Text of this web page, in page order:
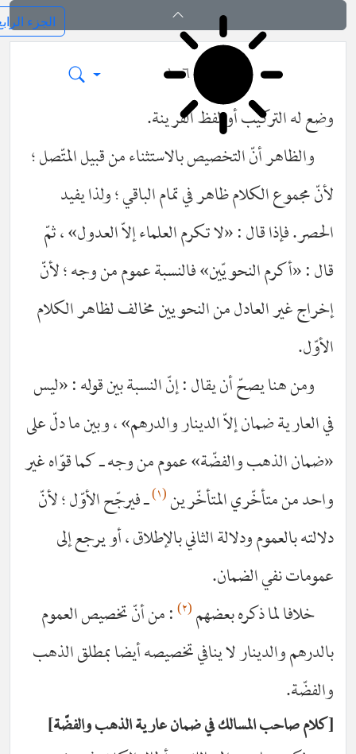
فرائد الاصول (رسائل)
له التركيب أو لفظ القرينة.
والظاهر أنّ التخصيص بالاستثناء من قبيل المتّصل ؛
مجموع الكلام ظاهر في تمام الباقي ؛ ولذا يفيد
فإذا قال : «لا تكرم العلماء إلاّ العدول» ، ثمّ
: «أكرم النحويّين» فالنسبة عموم من وجه ؛ لأنّ
غير العادل من النحويين مخالف لظاهر الكلام
ومن هنا يصحّ أن يقال : إنّ النسبة بين قوله : «ليس
ضمان إلاّ الدينار والدرهم» ، وبين ما دلّ على
الذهب والفضّة» عموم من وجه ـ كما قوّاه غير
من متأخّري المتأخّرين(١) ـ فيرجّح الأوّل ؛ لأنّ
بالعموم ودلالة الثاني بالإطلاق ، أو يرجع إلى
نفي الضمان.
خلافا لما ذكره بعضهم(٢) : من أنّ تخصيص العموم
والدينار لا ينافي تخصيصه أيضا بمطلق الذهب
صاحب المسالك في ضمان عارية الذهب والفضّة